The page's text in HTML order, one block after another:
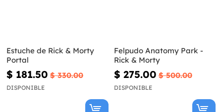
Estuche de Rick & Morty
Portal
$ 181.50 $ 330.00
DISPONIBLE
Felpudo Anatomy Park -
Rick & Morty
$ 275.00 $ 500.00
DISPONIBLE